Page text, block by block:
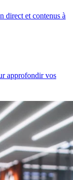
direct et contenus à
approfondir vos